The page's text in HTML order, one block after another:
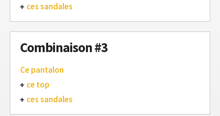
ces sandales
Combinaison #3
Ce pantalon
ce top
ces sandales